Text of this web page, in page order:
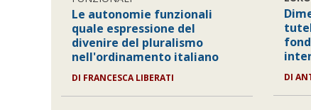
Le autonomie funzionali
quale espressione del
divenire del pluralismo
nell'ordinamento italiano
DI FRANCESCA LIBERATI DI